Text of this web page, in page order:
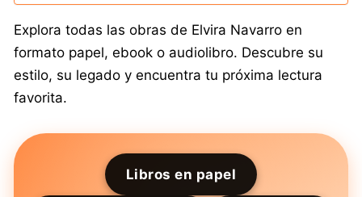
Explora todas las obras de Elvira Navarro en
formato papel, ebook o audiolibro. Descubre su
estilo, su legado y encuentra tu próxima lectura
favorita.
Libros en papel